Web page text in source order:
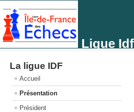
Ligue
La ligue IDF
Accueil
Présentation
Président